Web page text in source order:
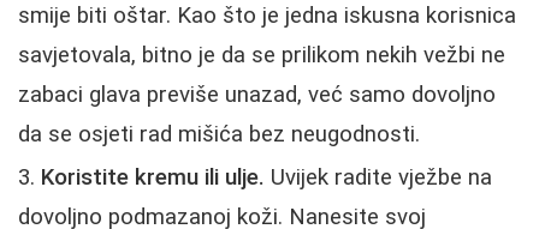
smije biti oštar. Kao što je jedna iskusna korisnica
savjetovala, bitno je da se prilikom nekih vežbi ne
zabaci glava previše unazad, već samo dovoljno
da se osjeti rad mišića bez neugodnosti.
Koristite kremu ili ulje. Uvijek radite vježbe na
dovoljno podmazanoj koži. Nanesite svoj